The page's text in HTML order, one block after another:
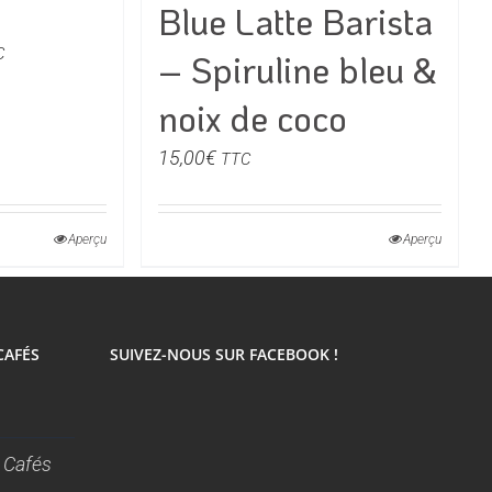
Aperçu
Blue Latte Barista
– Spiruline bleu &
noix de coco
15,00€ TTC
Aperçu
SUIVEZ-NOUS SUR FACEBOOK !